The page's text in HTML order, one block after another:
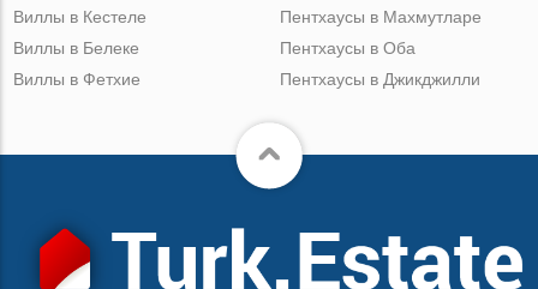
Виллы в Кестеле
Виллы в Белеке
Виллы в Фетхие
Пентхаусы в Махмутларе
Пентхаусы в Оба
Пентхаусы в Джикджилли